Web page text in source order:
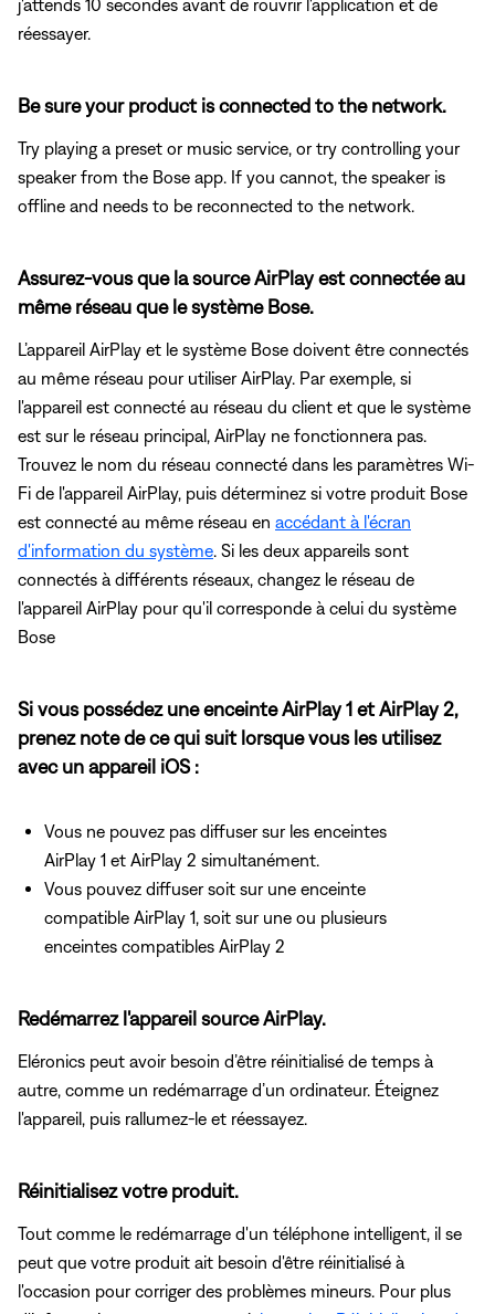
réessayer.
Be sure your product is connected to the network.
Try playing a preset or music service, or try controlling your
speaker from the Bose app. If you cannot, the speaker is
offline and needs to be reconnected to the network.
Assurez-vous que la source AirPlay est connectée au
même réseau que le système Bose.
L’appareil AirPlay et le système Bose doivent être connectés
au même réseau pour utiliser AirPlay. Par exemple, si
l'appareil est connecté au réseau du client et que le système
est sur le réseau principal, AirPlay ne fonctionnera pas.
Trouvez le nom du réseau connecté dans les paramètres Wi-
Fi de l'appareil AirPlay, puis déterminez si votre produit Bose
est connecté au même réseau en accédant à l'écran
d'information du système . Si les deux appareils sont
connectés à différents réseaux, changez le réseau de
l'appareil AirPlay pour qu'il corresponde à celui du système
Bose
Si vous possédez une enceinte AirPlay 1 et AirPlay 2,
prenez note de ce qui suit lorsque vous les utilisez
avec un appareil iOS :
Vous ne pouvez pas diffuser sur les enceintes
AirPlay 1 et AirPlay 2 simultanément.
Vous pouvez diffuser soit sur une enceinte
compatible AirPlay 1, soit sur une ou plusieurs
enceintes compatibles AirPlay 2
Redémarrez l'appareil source AirPlay.
Eléronics peut avoir besoin d’être réinitialisé de temps à
autre, comme un redémarrage d’un ordinateur. Éteignez
l'appareil, puis rallumez-le et réessayez.
Réinitialisez votre produit.
Tout comme le redémarrage d'un téléphone intelligent, il se
peut que votre produit ait besoin d'être réinitialisé à
l'occasion pour corriger des problèmes mineurs. Pour plus